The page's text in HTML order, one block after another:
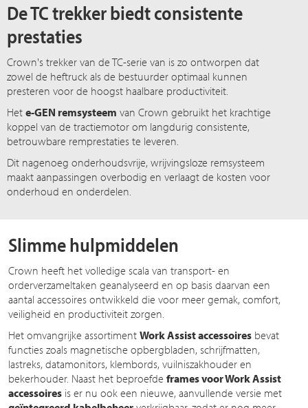
De TC trekker biedt consistente
prestaties
Crown's trekker van de TC-serie van is zo ontworpen dat
zowel de heftruck als de bestuurder optimaal kunnen
presteren voor de hoogst haalbare productiviteit.
Hete-GEN remsysteem van Crown gebruikt het krachtige
koppel van de tractiemotor om langdurig consistente,
betrouwbare remprestaties te leveren.
Dit nagenoeg onderhoudsvrije, wrijvingsloze remsysteem
maakt aanpassingen overbodig en verlaagt de kosten voor
onderhoud en onderdelen.
Slimme hulpmiddelen
Crown heeft het volledige scala van transport- en
orderverzameltaken geanalyseerd en op basis daarvan een
aantal accessoires ontwikkeld die voor meer gemak, comfort,
veiligheid en productiviteit zorgen.
Het omvangrijke assortiment Work Assist accessoires bevat
functies zoals magnetische opbergbladen, schrijfmatten,
lastreks, datamonitors, klembords, vuilniszakhouder en
bekerhouder. Naast het beproefde frames voor Work Assist
accessoires is er nu ook een nieuwe, aanvullende versie met